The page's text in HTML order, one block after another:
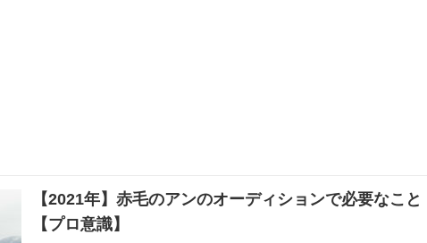
【2021年】赤毛のアンのオーディションで必要なこと
【プロ意識】